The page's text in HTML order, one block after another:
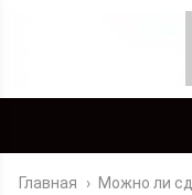
Главная › Можно ли